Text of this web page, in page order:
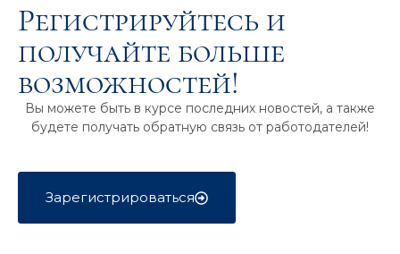
Регистрируйтесь и
получайте больше
возможностей!
Вы можете быть в курсе последних новостей, а также
будете получать обратную связь от работодателей!
Зарегистрироваться